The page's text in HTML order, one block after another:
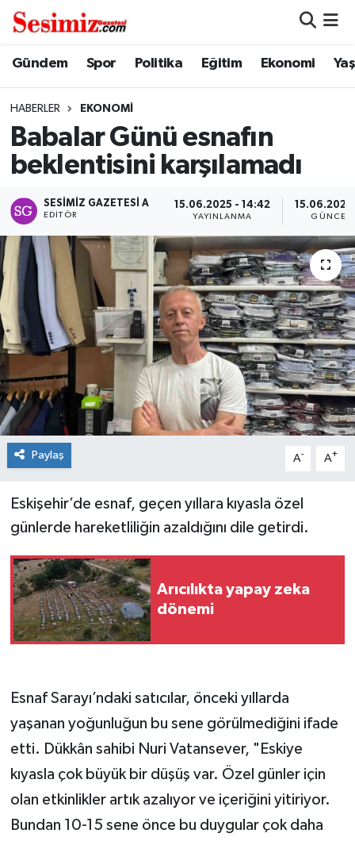
Gündem Spor Politika Eğitim Ekonomi
HABERLER EKONOMI
Babalar Günü esnafın
beklentisini karşılamadı
SESIMIZ GAZETESI A
EDITÖR
15.06.2025 - 14:42
YAYINLANMA
Paylaş A- A+
Eskişehir’de esnaf, geçen yıllara kıyasla özel
günlerde hareketliliğin azaldığını dile getirdi.
Arıcılıkta yapay zeka
dönemi
Esnaf Sarayı’ndaki satıcılar, önceki yıllarda
yaşanan yoğunluğun bu sene görülmediğini ifade
etti. Dükkân sahibi Nuri Vatansever, "Eskiye
kıyasla çok büyük bir düşüş var. Özel günler için
olan etkinlikler artık azalıyor ve içeriğini yitiriyor.
Bundan 10-15 sene önce bu duygular çok daha
Dünya
Ekonomi
Gündem
Magazin
Politika
Sağlık
Spor
Teknoloji
Tokat Haberleri
Yaşam
Nöbetçi Eczaneler
Namaz Vakitleri
Süper Lig Puan Durumu ve Fikstür
Tüm Manşetler
Son Dakika Haberleri
Haber Arşivi